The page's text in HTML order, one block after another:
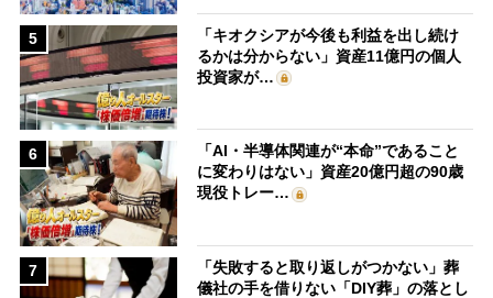
5
「キオクシアが今後も利益を出し続け
るかは分からない」資産11億円の個人
投資家が…
6
「AI・半導体関連が“本命”であること
に変わりはない」資産20億円超の90歳
現役トレー…
7
「失敗すると取り返しがつかない」葬
儀社の手を借りない「DIY葬」の落とし